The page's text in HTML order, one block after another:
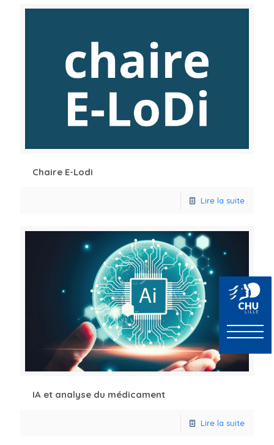
Chaire E-Lodi
Lire la suite
IA et analyse du médicament
Lire la suite